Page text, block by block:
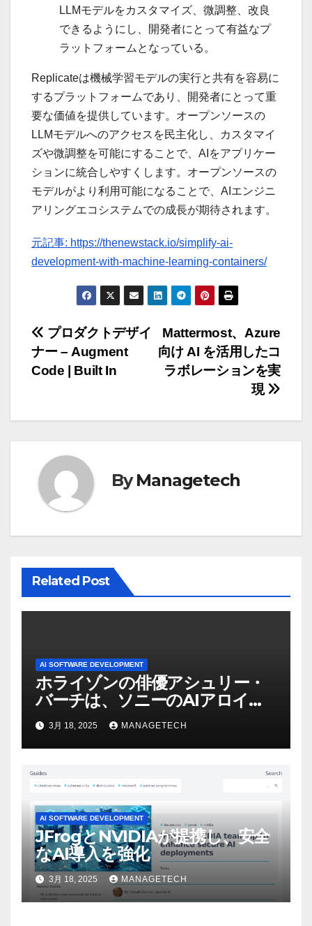
LLMモデルをカスタマイズ、微調整、改良
できるようにし、開発者にとって有益なプ
ラットフォームとなっている。
Replicateは機械学習モデルの実行と共有を容易に
するプラットフォームであり、開発者にとって重
要な価値を提供しています。オープンソースの
LLMモデルへのアクセスを民主化し、カスタマイ
ズや微調整を可能にすることで、AIをアプリケー
ションに統合しやすくします。オープンソースの
モデルがより利用可能になることで、AIエンジニ
アリングエコシステムでの成長が期待されます。
元記事: https://thenewstack.io/simplify-ai-
development-with-machine-learning-containers/
投
稿
ビ
ゲ
ー
シ
ョ
ン
Mattermost、Azure
向け AI を活用したコ
ラボレーションを実
現
プロダクトデザイ
ナー – Augment
Code | Built In
ByManagetech
Related Post
AI SOFTWARE DEVELOPMENT
ホライゾンの俳優アシュリー・
バーチは、ソニーのAIアロイの
ビデオを見て「ゲームパフォー
マンスという芸術形式に不安を
感じた」と語る – IGN
3月 18, 2025 MANAGETECH
AI SOFTWARE DEVELOPMENT
JFrogとNVIDIAが提携し、安全
なAI導入を強化
3月 18, 2025 MANAGETECH